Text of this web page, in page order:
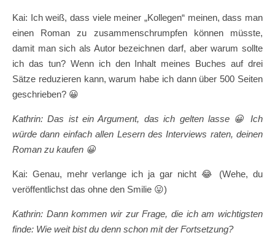
Kai: Ich weiß, dass viele meiner „Kollegen“ meinen, dass man
einen Roman zu zusammenschrumpfen können müsste,
damit man sich als Autor bezeichnen darf, aber warum sollte
ich das tun? Wenn ich den Inhalt meines Buches auf drei
Sätze reduzieren kann, warum habe ich dann über 500 Seiten
geschrieben? 😀
Kathrin: Das ist ein Argument, das ich gelten lasse 😀
Ich
würde dann einfach allen Lesern des Interviews raten, deinen
Roman zu kaufen 😀
Kai: Genau, mehr verlange ich ja gar nicht 😂 (Wehe, du
veröffentlichst das ohne den Smilie 😛)
Kathrin: Dann kommen wir zur Frage, die ich am wichtigsten
finde: Wie weit bist du denn schon mit der Fortsetzung?